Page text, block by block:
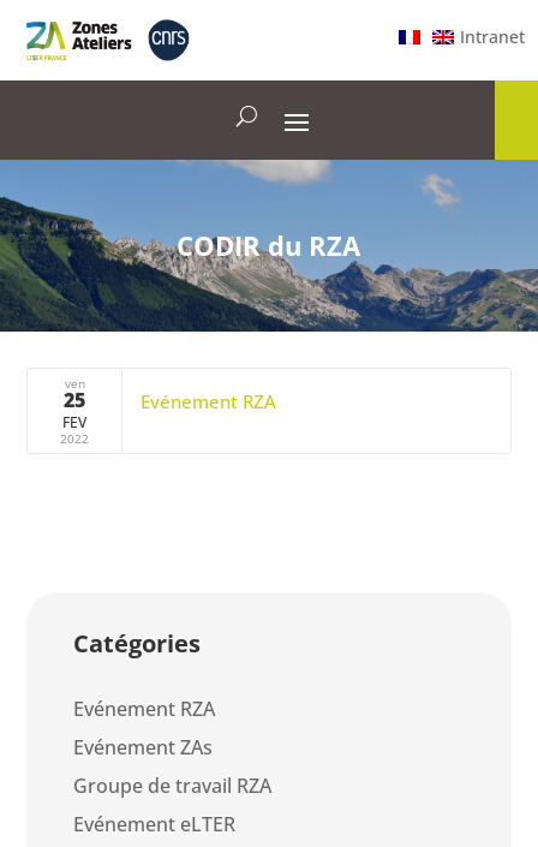
Intranet
CODIR du RZA
ven
25
FEV
2022
Evénement RZA
Catégories
Evénement RZA
Evénement ZAs
Groupe de travail RZA
Evénement eLTER